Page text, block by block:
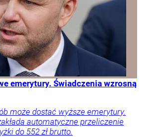
emerytury. Świadczenia wzrosną
może dostać wyższe emerytury.
automatyczne przeliczenie
do 552 zł brutto.